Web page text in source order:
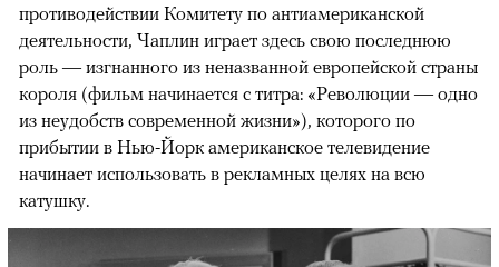
противодействии Комитету по антиамериканской
деятельности, Чаплин играет здесь свою последнюю
роль — изгнанного из неназванной европейской страны
короля (фильм начинается с титра: «Революции — одно
из неудобств современной жизни»), которого по
прибытии в Нью-Йорк американское телевидение
начинает использовать в рекламных целях на всю
катушку.